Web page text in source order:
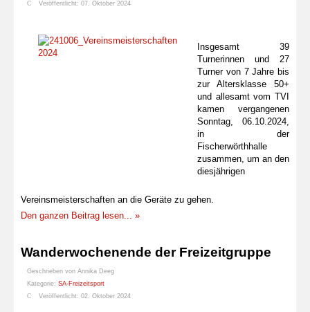
Veröffentlicht: 07. Oktober 2024
Insgesamt 39
Turnerinnen und 27
Turner von 7 Jahre bis
zur Altersklasse 50+
und allesamt vom TVI
kamen vergangenen
Sonntag, 06.10.2024,
in der
Fischerwörthhalle
zusammen, um an den
diesjährigen
Vereinsmeisterschaften an die Geräte zu gehen.
Den ganzen Beitrag lesen... »
Wanderwochenende der Freizeitgruppe
Geschrieben von Annika Deeg
Kategorie: SA-Freizeitsport
Veröffentlicht: 02. Oktober 2024